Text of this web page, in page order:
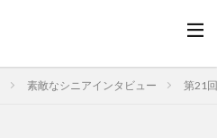
素敵なシニアインタビュー 第21